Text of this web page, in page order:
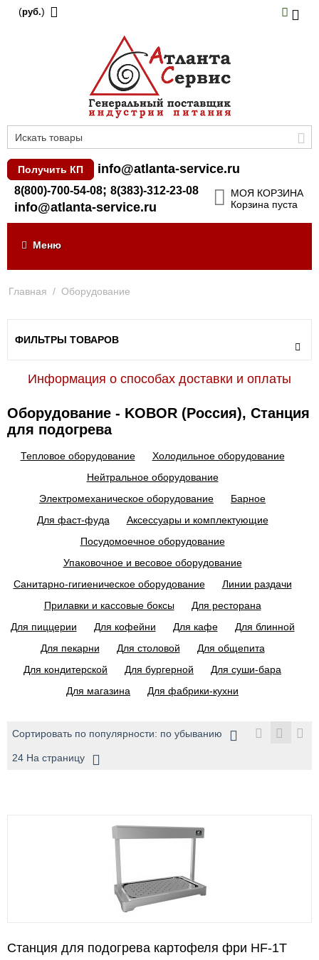
(руб.)
Получить КП info@atlanta-service.ru
8(800)-700-54-08; 8(383)-312-23-08
info@atlanta-service.ru
МОЯ КОРЗИНА
Корзина пуста
Меню
Главная / Оборудование
ФИЛЬТРЫ ТОВАРОВ
Информация о способах доставки и оплаты
Оборудование - KOBOR (Россия), Станция
для подогрева
Тепловое оборудование
Холодильное оборудование
Нейтральное оборудование
Электромеханическое оборудование
Барное
Для фаст-фуда
Аксессуары и комплектующие
Посудомоечное оборудование
Упаковочное и весовое оборудование
Санитарно-гигиеническое оборудование
Линии раздачи
Прилавки и кассовые боксы
Для ресторана
Для пиццерии
Для кофейни Для кафе
Для блинной
Для пекарни
Для столовой
Для общепита
Для кондитерской
Для бургерной
Для суши-бара
Для магазина
Для фабрики-кухни
Сортировать по популярности: по убыванию
24 На страницу
Станция для подогрева картофеля фри HF-1T